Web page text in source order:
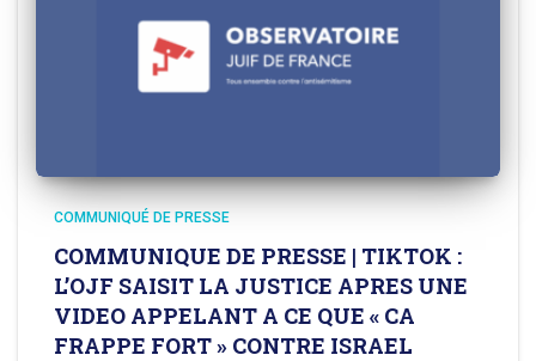
COMMUNIQUÉ DE PRESSE
COMMUNIQUE DE PRESSE | TIKTOK :
L’OJF SAISIT LA JUSTICE APRES UNE
VIDEO APPELANT A CE QUE « CA
FRAPPE FORT » CONTRE ISRAEL